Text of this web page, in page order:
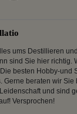
ums Destillieren
sind Sie hier richtig.
besten Hobby-und
Gerne beraten wir
und sind
Versprochen!